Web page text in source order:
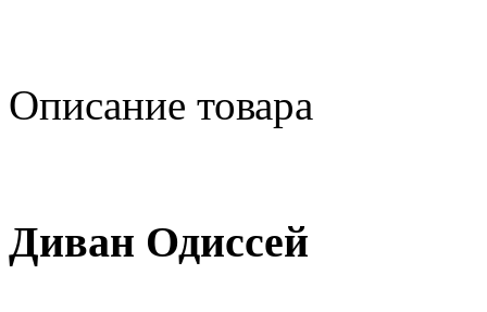
Описание товара
Диван Одиссей